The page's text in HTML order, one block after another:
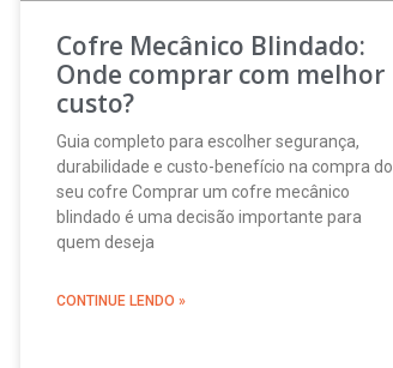
Cofre Mecânico Blindado:
Onde comprar com melhor
custo?
Guia completo para escolher segurança,
durabilidade e custo-benefício na compra do
seu cofre Comprar um cofre mecânico
blindado é uma decisão importante para
quem deseja
CONTINUE LENDO »